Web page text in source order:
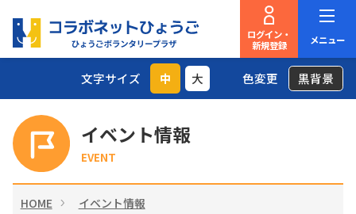
ログイン・
新規登録
メニュー
文字サイズ 中 大 色変更 黒背景
イベント情報
EVENT
HOME
イベント情報